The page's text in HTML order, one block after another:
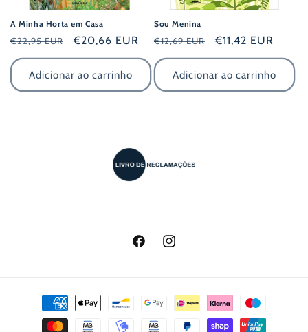
A Minha Horta em Casa
Preço
normal
€22,95 EUR
Preço
de
saldo
€20,66 EUR
Adicionar ao carrinho
Sou Menina
Preço
normal
€12,69 EUR
Preço
de
saldo
€11,42 EUR
Adicionar ao carrinho
FacebookInstagram
Métodos